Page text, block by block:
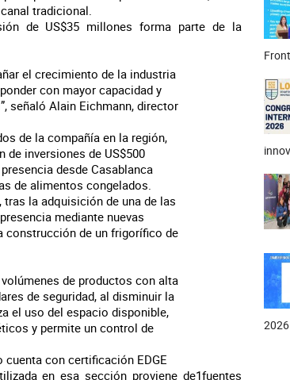
tradicional.
de US$35 millones forma parte de la
el crecimiento de la industria
con mayor capacidad y
señaló Alain Eichmann, director
de la compañía en la región,
de inversiones de US$500
desde Casablanca
de alimentos congelados.
tras la adquisición de una de las
mediante nuevas
construcción de un frigorífico de
de productos con alta
de seguridad, al disminuir la
el uso del espacio disponible,
y permite un control de
con certificación EDGE
en esa sección proviene de1fuentes